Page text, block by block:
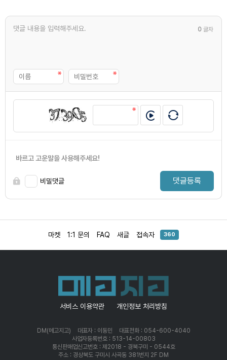
0 글자
바르고 고운말을 사용해주세요!
비밀댓글 댓글등록
마켓 1:1 문의 FAQ 새글 접속자 360
서비스 이용약관 개인정보 처리방침
DM(메고지고) 대표자 : 이동민
대표전화 : 054-600-4040
사업자등록번호 : 513-14-00803
통신판매업신고번호 : 제2018 - 경북구미 - 0544호
주소 : 경상북도 구미시 사곡동 381번지 2F DM